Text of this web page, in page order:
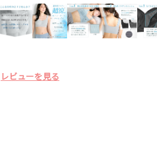
レビューを見る